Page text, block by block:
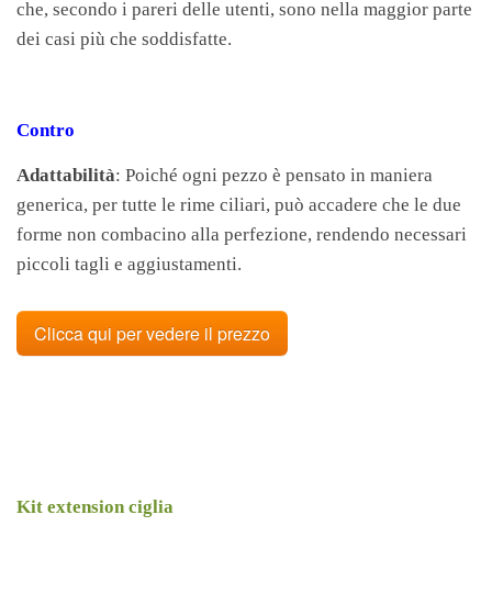
che, secondo i pareri delle utenti, sono nella maggior parte
dei casi più che soddisfatte.
Contro
Adattabilità: Poiché ogni pezzo è pensato in maniera
generica, per tutte le rime ciliari, può accadere che le due
forme non combacino alla perfezione, rendendo necessari
piccoli tagli e aggiustamenti.
Clicca qui per vedere il prezzo
Kit extension ciglia